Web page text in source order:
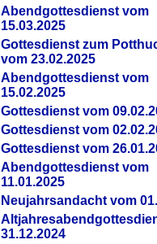
Abendgottesdienst vom
15.03.2025
Gottesdienst zum
vom 23.02.2025
Abendgottesdienst vom
15.02.2025
Gottesdienst vom
Gottesdienst vom
Gottesdienst vom
Abendgottesdienst vom
11.01.2025
Neujahrsandacht vom
31.12.2024